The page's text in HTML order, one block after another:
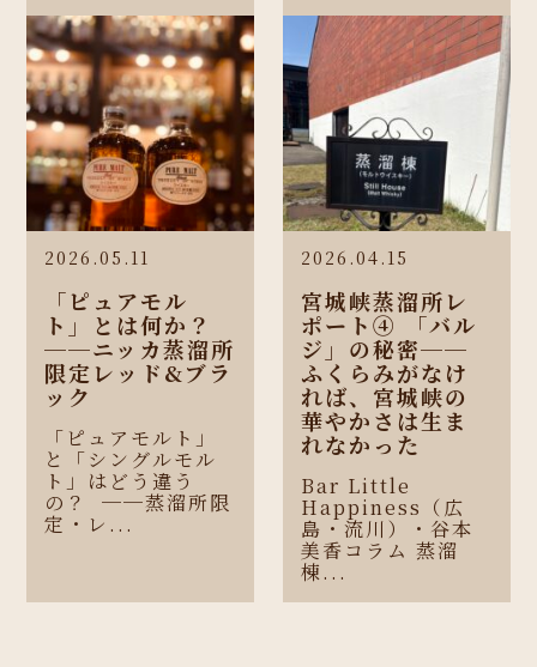
2026.05.11
「ピュアモル
ト」とは何か？
──ニッカ蒸溜所
限定レッド&ブラ
ック
「ピュアモルト」
と「シングルモル
ト」はどう違う
の？ ──蒸溜所限
定・レ...
2026.04.15
宮城峡蒸溜所レ
ポート④ 「バル
ジ」の秘密──
ふくらみがなけ
れば、宮城峡の
華やかさは生ま
れなかった
Bar Little
Happiness（広
島・流川）・谷本
美香コラム 蒸溜
棟...